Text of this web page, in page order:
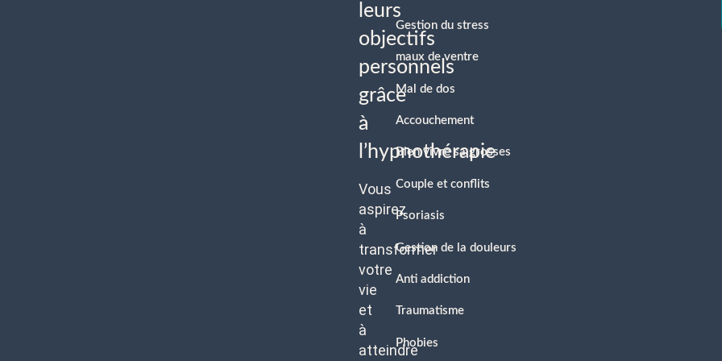
leurs
objectifs
personnels
grâce
à
l’hypnothérapie
Vous
aspirez
à
transformer
votre
vie
et
à
atteindre
Gestion du stress
maux de ventre
Mal de dos
Accouchement
Bien vivre sa grosses
Couple et conflits
Psoriasis
Gestion de la douleurs
Anti addiction
Traumatisme
Phobies